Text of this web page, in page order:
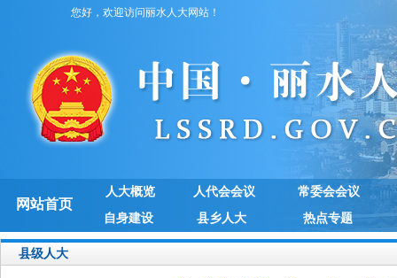
您好，欢迎访问丽水人大网站！
网站首页
人大概览 人代会会议
常委会会议
自身建设
县乡人大 热点专题
县级人大